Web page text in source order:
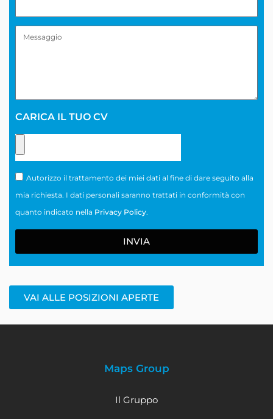
CARICA IL TUO CV
Autorizzo il trattamento dei miei dati al fine di dare seguito alla
mia richiesta. I dati personali saranno trattati in conformità con
quanto indicato nella Privacy Policy.
INVIA
VAI ALLE POSIZIONI APERTE
Maps Group
Il Gruppo